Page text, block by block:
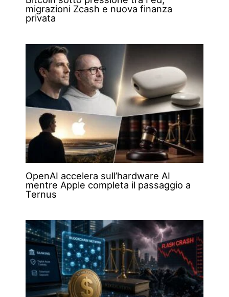
migrazioni Zcash e nuova finanza
privata
OpenAI accelera sull’hardware AI
mentre Apple completa il passaggio a
Ternus